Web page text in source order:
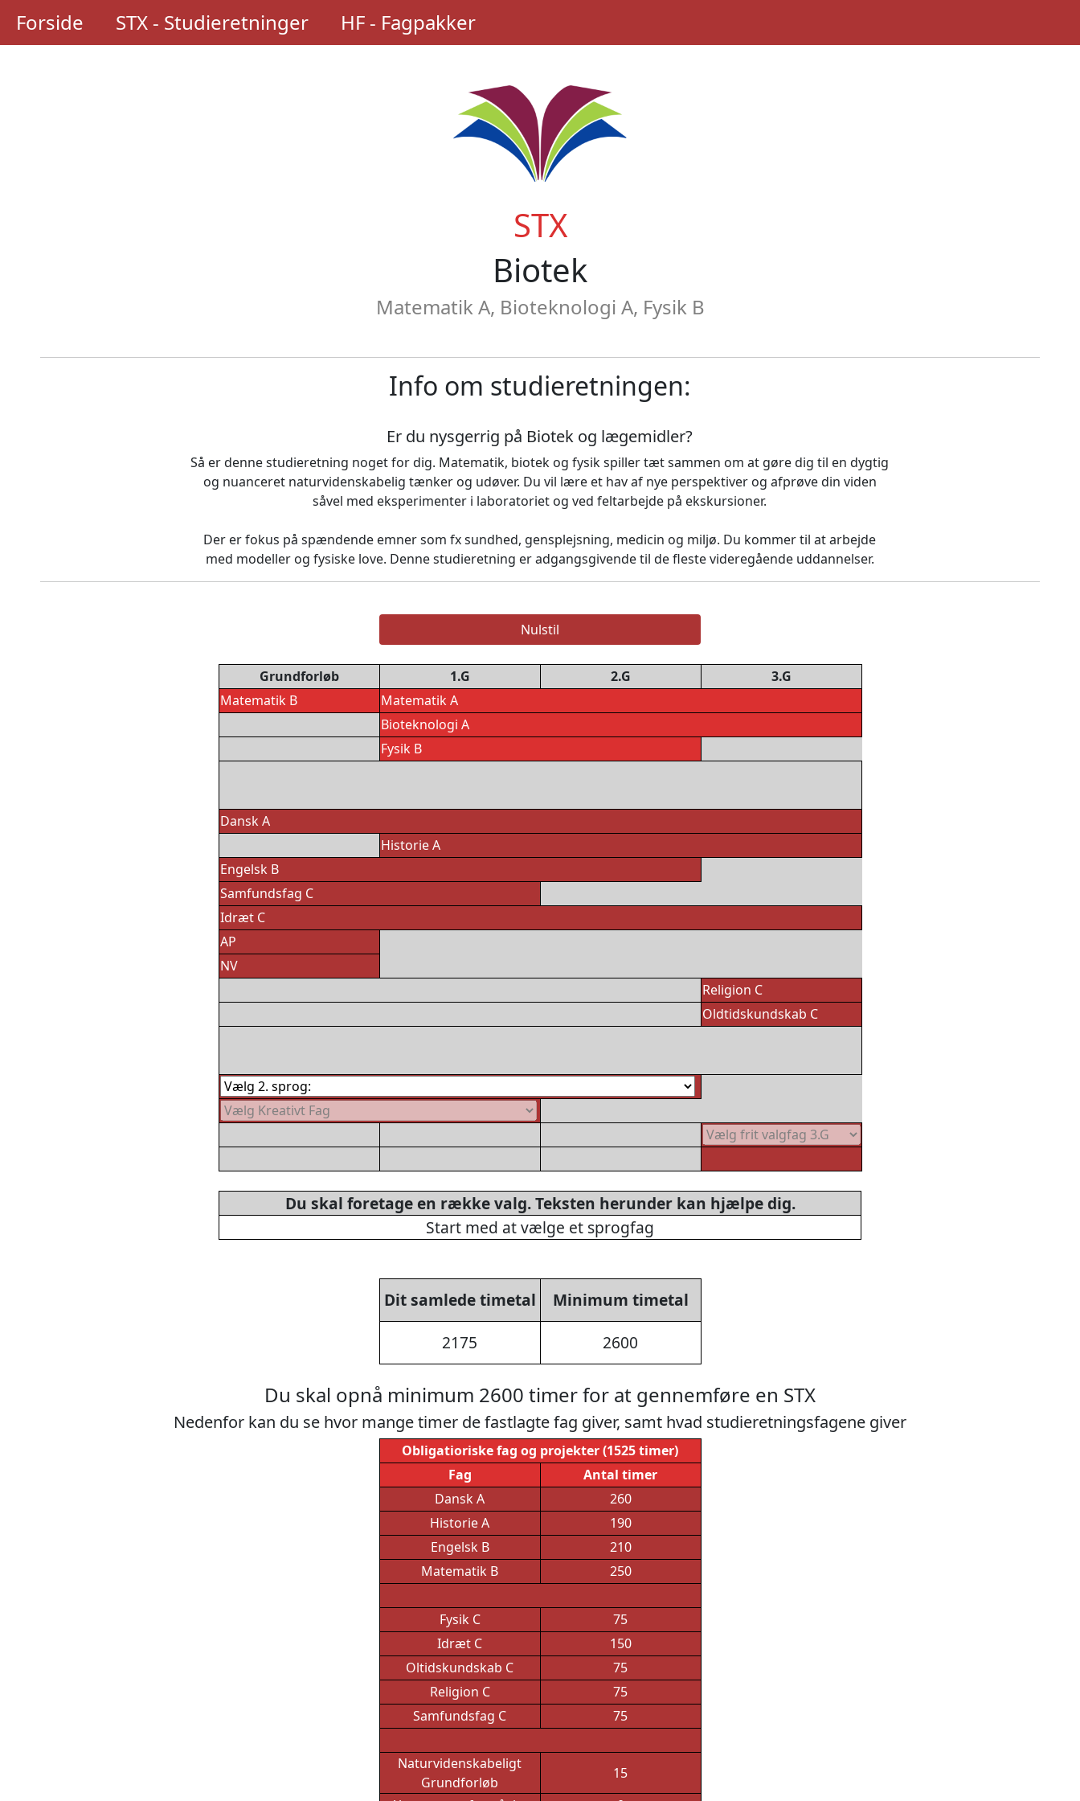
Forside STX - Studieretninger HF - Fagpakker
STX
Biotek
Matematik A, Bioteknologi A, Fysik B
Info om studieretningen:
Er du nysgerrig på Biotek og lægemidler?
Så er denne studieretning noget for dig. Matematik, biotek og fysik spiller tæt sammen om at gøre dig til en dygtig
og nuanceret naturvidenskabelig tænker og udøver. Du vil lære et hav af nye perspektiver og afprøve din viden
såvel med eksperimenter i laboratoriet og ved feltarbejde på ekskursioner.
Der er fokus på spændende emner som fx sundhed, gensplejsning, medicin og miljø. Du kommer til at arbejde
med modeller og fysiske love. Denne studieretning er adgangsgivende til de fleste videregående uddannelser.
Nulstil
Grundforløb 1.G 2.G
3.G
Matematik B
Matematik A
Bioteknologi A
Fysik B
Dansk A
Historie A
Engelsk B
Samfundsfag C
Idræt C
AP
NV
Religion C
Oldtidskundskab C
Du skal foretage en række valg. Teksten herunder kan hjælpe dig.
Start med at vælge et sprogfag
Dit samlede timetal
Minimum timetal
2175
2600
Du skal opnå minimum 2600 timer for at gennemføre en STX
Nedenfor kan du se hvor mange timer de fastlagte fag giver, samt hvad studieretningsfagene giver
Obligatioriske fag og projekter (1525 timer)
Fag
Antal timer
Dansk A
260
Historie A
190
Engelsk B
210
Matematik B
250
Fysik C
75
Idræt C
150
Oltidskundskab C
75
Religion C
75
Samfundsfag C
75
Naturvidenskabeligt
Grundforløb
15